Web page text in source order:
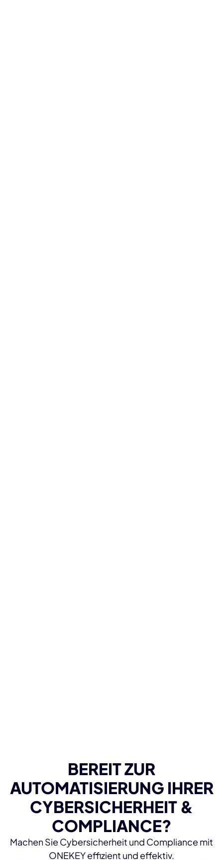
BEREIT ZUR
AUTOMATISIERUNG IHRER
CYBERSICHERHEIT &
COMPLIANCE?
Machen Sie Cybersicherheit und Compliance mit
ONEKEY effizient und effektiv.